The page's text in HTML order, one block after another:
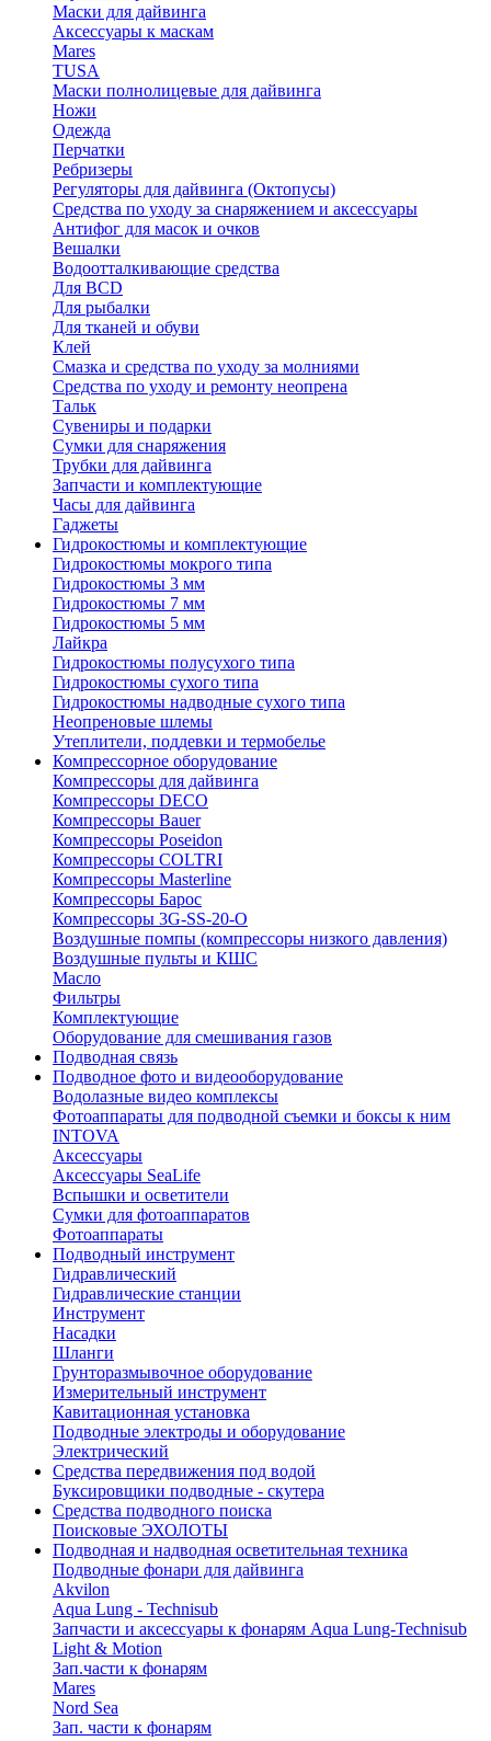
Маски для дайвинга
Аксессуары к маскам
Mares
TUSA
Маски полнолицевые для дайвинга
Ножи
Одежда
Перчатки
Ребризеры
Регуляторы для дайвинга (Октопусы)
Средства по уходу за снаряжением и аксессуары
Антифог для масок и очков
Вешалки
Водоотталкивающие средства
Для BCD
Для рыбалки
Для тканей и обуви
Клей
Смазка и средства по уходу за молниями
Средства по уходу и ремонту неопрена
Тальк
Сувениры и подарки
Сумки для снаряжения
Трубки для дайвинга
Запчасти и комплектующие
Часы для дайвинга
Гаджеты
Гидрокостюмы и комплектующие
Гидрокостюмы мокрого типа
Гидрокостюмы 3 мм
Гидрокостюмы 7 мм
Гидрокостюмы 5 мм
Лайкра
Гидрокостюмы полусухого типа
Гидрокостюмы сухого типа
Гидрокостюмы надводные сухого типа
Неопреновые шлемы
Утеплители, поддевки и термобелье
Компрессорное оборудование
Компрессоры для дайвинга
Компрессоры DECO
Компрессоры Bauer
Компрессоры Poseidon
Компрессоры COLTRI
Компрессоры Masterline
Компрессоры Барос
Компрессоры 3G-SS-20-O
Воздушные помпы (компрессоры низкого давления)
Воздушные пульты и КШС
Масло
Фильтры
Комплектующие
Оборудование для смешивания газов
Подводная связь
Подводное фото и видеооборудование
Водолазные видео комплексы
Фотоаппараты для подводной съемки и боксы к ним
INTOVA
Аксессуары
Аксессуары SeaLife
Вспышки и осветители
Сумки для фотоаппаратов
Фотоаппараты
Подводный инструмент
Гидравлический
Гидравлические станции
Инструмент
Насадки
Шланги
Грунторазмывочное оборудование
Измерительный инструмент
Кавитационная установка
Подводные электроды и оборудование
Электрический
Средства передвижения под водой
Буксировщики подводные - скутера
Средства подводного поиска
Поисковые ЭХОЛОТЫ
Подводная и надводная осветительная техника
Подводные фонари для дайвинга
Akvilon
Aqua Lung - Technisub
Запчасти и аксессуары к фонарям Aqua Lung-Technisub
Light & Motion
Зап.части к фонарям
Mares
Nord Sea
Зап. части к фонарям